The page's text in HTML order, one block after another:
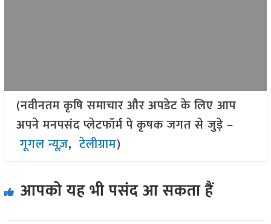
(नवीनतम कृषि समाचार और अपडेट के लिए आप
अपने मनपसंद प्लेटफॉर्म पे कृषक जगत से जुड़े –
गूगल न्यूज़,टेलीग्राम)
आपको यह भी पसंद आ सकता हैं